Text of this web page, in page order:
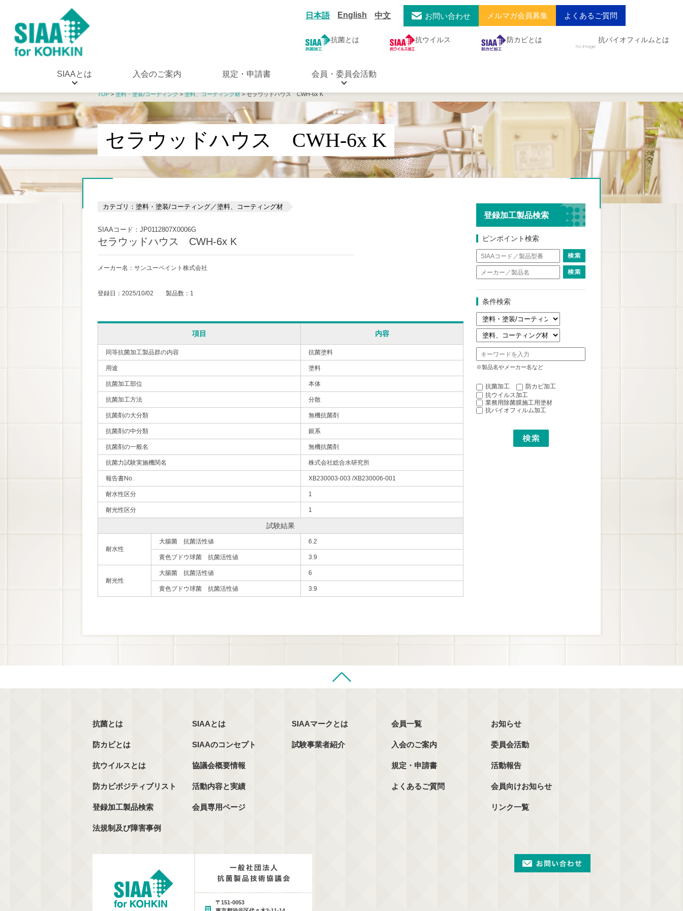
日本語 English 中文 お問い合わせ メルマガ会員募集 よくあるご質問
抗菌とは 抗ウイルス 防カビとは 抗バイオフィルムとは
SIAAとは 入会のご案内 規定・申請書 会員・委員会活動
TOP>塗料・塗装/コーティング>塗料、コーティング材> セラウッドハウス CWH-6x K
セラウッドハウス CWH-6x K
カテゴリ：塗料・塗装/コーティング／塗料、コーティング材
SIAAコード：JP0112807X0006G
セラウッドハウス CWH-6x K
メーカー名：サンユーペイント株式会社
登録日：2025/10/02 製品数：1
項目 内容
同等抗菌加工製品群の内容 抗菌塗料
用途 塗料
抗菌加工部位 本体
抗菌加工方法 分散
抗菌剤の大分類 無機抗菌剤
抗菌剤の中分類 銀系
抗菌剤の一般名 無機抗菌剤
抗菌力試験実施機関名 株式会社総合水研究所
報告書No. XB230003-003 /XB230006-001
耐水性区分 1
耐光性区分 1
試験結果
耐水性
大腸菌 抗菌活性値 6.2
黄色ブドウ球菌 抗菌活性値 3.9
耐光性
大腸菌 抗菌活性値 6
黄色ブドウ球菌 抗菌活性値 3.9
登録加工製品検索
ピンポイント検索
条件検索
※製品名やメーカー名など
抗菌加工
防カビ加工
抗ウイルス加工
業務用除菌膜施工用塗材
抗バイオフィルム加工
抗菌とは
防カビとは
抗ウイルスとは
防カビポジティブリスト
登録加工製品検索
法規制及び障害事例
SIAAとは
SIAAのコンセプト
協議会概要情報
活動内容と実績
会員専用ページ
SIAAマークとは
試験事業者紹介
会員一覧
入会のご案内
規定・申請書
よくあるご質問
お知らせ
委員会活動
活動報告
会員向けお知らせ
リンク一覧
〒151-0053